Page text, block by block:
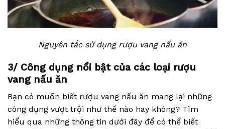
Nguyên tắc sử dụng rượu vang nấu ăn
3/ Công dụng nổi bật của các loại rượu
vang nấu ăn
Bạn có muốn biết rượu vang nấu ăn mang lại những
công dụng vượt trội như thế nào hay không? Tìm
hiểu qua những thông tin dưới đây để có thể biết